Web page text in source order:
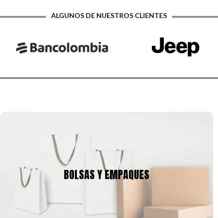
ALGUNOS DE NUESTROS CLIENTES
BOLSAS Y EMPAQUES
BOLSAS Y EMPAQUES
Tenemos una amplia gama de empaques para tu producto,
cajas y bolsas en gran variedad de tamaños, calibres,
formas, que se pueden ajustar a la imagen corporativa de tu